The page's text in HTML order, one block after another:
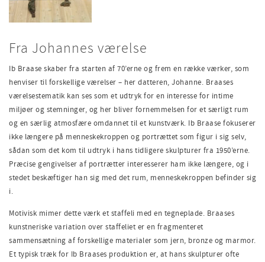
Fra Johannes værelse
Ib Braase skaber fra starten af 70’erne og frem en række værker, som
henviser til forskellige værelser – her datteren, Johanne. Braases
værelsestematik kan ses som et udtryk for en interesse for intime
miljøer og stemninger, og her bliver fornemmelsen for et særligt rum
og en særlig atmosfære omdannet til et kunstværk. Ib Braase fokuserer
ikke længere på menneskekroppen og portrættet som figur i sig selv,
sådan som det kom til udtryk i hans tidligere skulpturer fra 1950’erne.
Præcise gengivelser af portrætter interesserer ham ikke længere, og i
stedet beskæftiger han sig med det rum, menneskekroppen befinder sig
i.
Motivisk mimer dette værk et staffeli med en tegneplade. Braases
kunstneriske variation over staffeliet er en fragmenteret
sammensætning af forskellige materialer som jern, bronze og marmor.
Et typisk træk for Ib Braases produktion er, at hans skulpturer ofte